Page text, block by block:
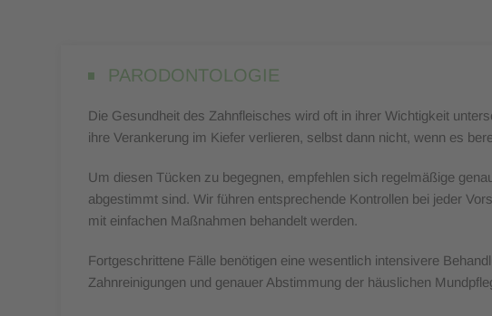
PARODONTOLOGIE
Die Gesundheit des Zahnfleisches wird oft in ihrer Wichtigkeit
ihre Verankerung im Kiefer verlieren, selbst dann nicht, wenn es
Um diesen Tücken zu begegnen, empfehlen sich regelmäßige
abgestimmt sind. Wir führen entsprechende Kontrollen bei jeder
mit einfachen Maßnahmen behandelt werden.
Fortgeschrittene Fälle benötigen eine wesentlich intensivere
Zahnreinigungen und genauer Abstimmung der häuslichen